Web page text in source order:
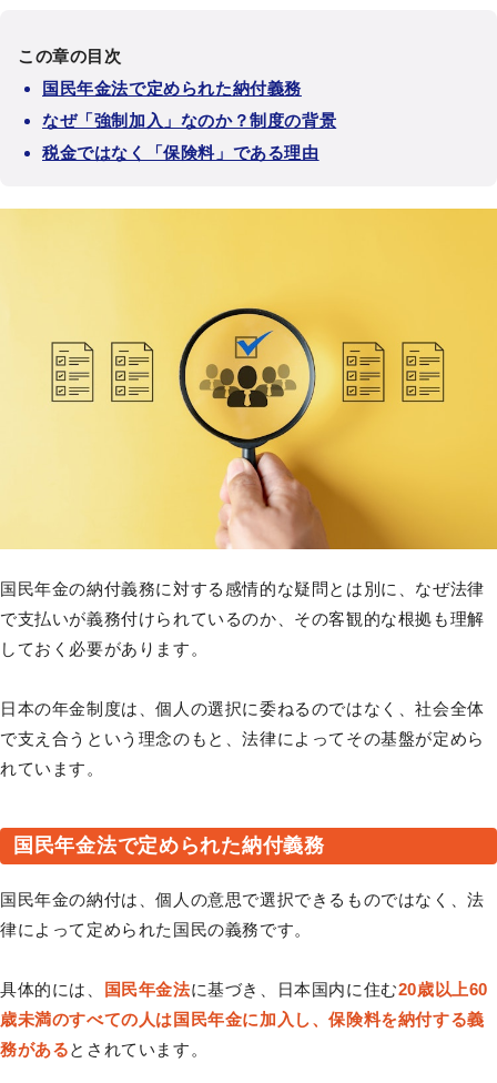
この章の目次
国民年金法で定められた納付義務
なぜ「強制加入」なのか？制度の背景
税金ではなく「保険料」である理由
国民年金の納付義務に対する感情的な疑問とは別に、なぜ法律
で支払いが義務付けられているのか、その客観的な根拠も理解
しておく必要があります。
日本の年金制度は、個人の選択に委ねるのではなく、社会全体
で支え合うという理念のもと、法律によってその基盤が定めら
れています。
国民年金法で定められた納付義務
国民年金の納付は、個人の意思で選択できるものではなく、法
律によって定められた国民の義務です。
具体的には、 国民年金法に基づき、日本国内に住む20歳以上60
歳未満のすべての人は国民年金に加入し、保険料を納付する義
務があるとされています。